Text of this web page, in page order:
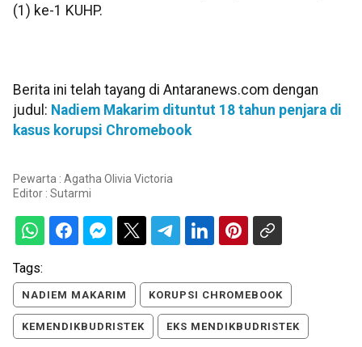
(1) ke-1 KUHP.
Berita ini telah tayang di Antaranews.com dengan
judul: Nadiem Makarim dituntut 18 tahun penjara di
kasus korupsi Chromebook
Pewarta : Agatha Olivia Victoria
Editor : Sutarmi
Tags:
NADIEM MAKARIM KORUPSI CHROMEBOOK
KEMENDIKBUDRISTEK EKS MENDIKBUDRISTEK